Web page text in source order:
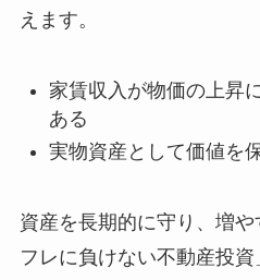
えます。
家賃収入が物価の上昇
ある
実物資産として価値を
資産を長期的に守り、増
フレに負けない不動産投